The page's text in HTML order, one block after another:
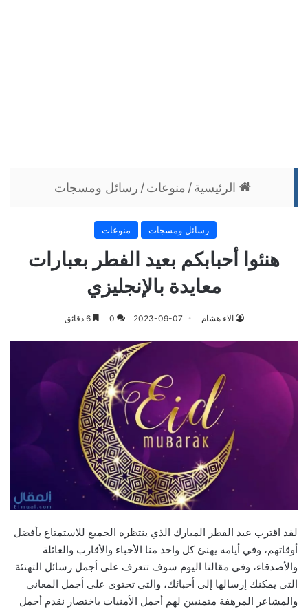
الرئيسية / منوعات / رسائل ومسجات
رسائل ومسجات منوعات
هنئوا أحبابكم بعيد الفطر بعبارات
معايدة بالإنجليزي
آلاء هشام 2023-09-07
0 6 دقائق
لقد اقترب عيد الفطر المبارك الذي ينتظره الجميع للاستمتاع بأفضل
أوقاتهم، وفي أيامه يهنئ كل واحد منا الأحباء والأقارب والعائلة
والأصدقاء، وفي مقالنا اليوم سوف تتعرف على أجمل رسائل التهنئة
التي يمكنك إرسالها إلى أحبائك، والتي تحتوي على أجمل المعاني
والمشاعر المرهفة متمنيين لهم أجمل الأمنيات باختصار نقدم أجمل